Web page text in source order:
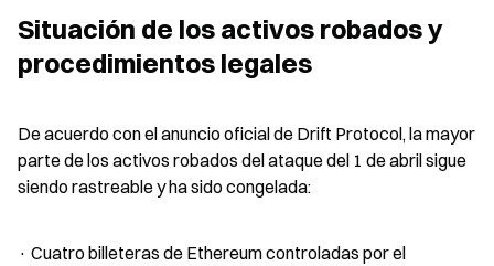
Situación de los activos robados y
procedimientos legales
De acuerdo con el anuncio oficial de Drift Protocol, la mayor
parte de los activos robados del ataque del 1 de abril sigue
siendo rastreable y ha sido congelada:
· Cuatro billeteras de Ethereum controladas por el